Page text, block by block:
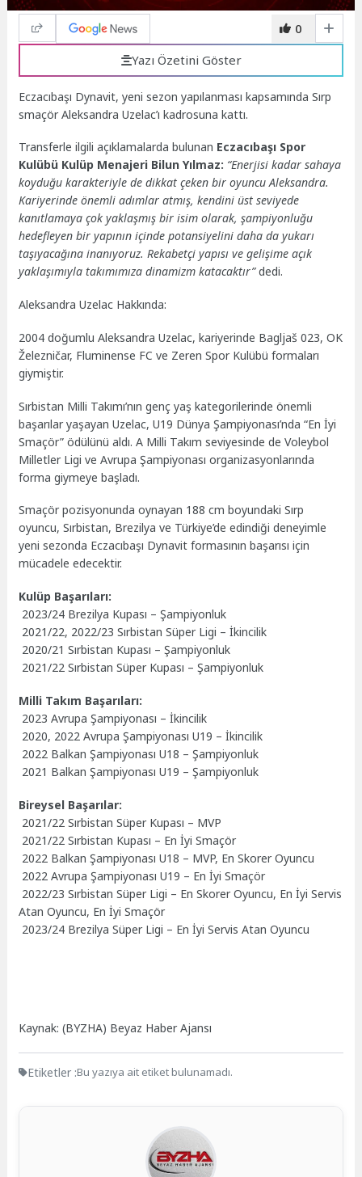
0
Yazı Özetini Göster
Eczacıbaşı Dynavit, yeni sezon yapılanması kapsamında Sırp
smaçör Aleksandra Uzelac’ı kadrosuna kattı.
Transferle ilgili açıklamalarda bulunan Eczacıbaşı Spor
Kulübü Kulüp Menajeri Bilun Yılmaz: “Enerjisi kadar sahaya
koyduğu karakteriyle de dikkat çeken bir oyuncu Aleksandra.
Kariyerinde önemli adımlar atmış, kendini üst seviyede
kanıtlamaya çok yaklaşmış bir isim olarak, şampiyonluğu
hedefleyen bir yapının içinde potansiyelini daha da yukarı
taşıyacağına inanıyoruz. Rekabetçi yapısı ve gelişime açık
yaklaşımıyla takımımıza dinamizm katacaktır”dedi.
Aleksandra Uzelac Hakkında:
2004 doğumlu Aleksandra Uzelac, kariyerinde Bagljaš 023, OK
Železničar, Fluminense FC ve Zeren Spor Kulübü formaları
giymiştir.
Sırbistan Milli Takımı’nın genç yaş kategorilerinde önemli
başarılar yaşayan Uzelac, U19 Dünya Şampiyonası’nda “En İyi
Smaçör” ödülünü aldı. A Milli Takım seviyesinde de Voleybol
Milletler Ligi ve Avrupa Şampiyonası organizasyonlarında
forma giymeye başladı.
Smaçör pozisyonunda oynayan 188 cm boyundaki Sırp
oyuncu, Sırbistan, Brezilya ve Türkiye’de edindiği deneyimle
yeni sezonda Eczacıbaşı Dynavit formasının başarısı için
mücadele edecektir.
Kulüp Başarıları:
2023/24 Brezilya Kupası – Şampiyonluk
2021/22, 2022/23 Sırbistan Süper Ligi – İkincilik
2020/21 Sırbistan Kupası – Şampiyonluk
2021/22 Sırbistan Süper Kupası – Şampiyonluk
Milli Takım Başarıları:
2023 Avrupa Şampiyonası – İkincilik
2020, 2022 Avrupa Şampiyonası U19 – İkincilik
2022 Balkan Şampiyonası U18 – Şampiyonluk
2021 Balkan Şampiyonası U19 – Şampiyonluk
Bireysel Başarılar:
2021/22 Sırbistan Süper Kupası – MVP
2021/22 Sırbistan Kupası – En İyi Smaçör
2022 Balkan Şampiyonası U18 – MVP, En Skorer Oyuncu
2022 Avrupa Şampiyonası U19 – En İyi Smaçör
2022/23 Sırbistan Süper Ligi – En Skorer Oyuncu, En İyi Servis
Atan Oyuncu, En İyi Smaçör
2023/24 Brezilya Süper Ligi – En İyi Servis Atan Oyuncu
Kaynak: (BYZHA) Beyaz Haber Ajansı
Etiketler :Bu yazıya ait etiket bulunamadı.